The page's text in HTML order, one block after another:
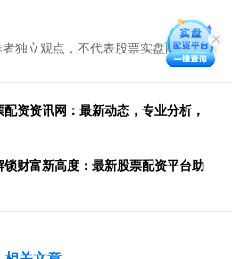
独立观点，不代表股票实盘配资观点
资资讯网：最新动态，专业分析，
财富新高度：最新股票配资平台助